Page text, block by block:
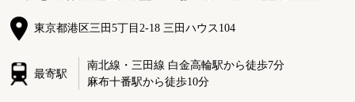
東京都港区三田5丁目2-18 三田ハウス104
最寄駅
南北線・三田線 白金高輪駅から徒歩7分
麻布十番駅から徒歩10分